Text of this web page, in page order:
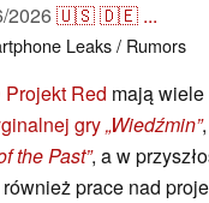
2026🇺🇸🇩🇪 ...
Leaks / Rumors
Projekt Red mają
gry„Wiedźmin”
the Past”, a w
prace nad